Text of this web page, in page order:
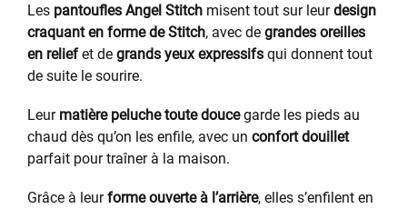
Les pantoufles Angel Stitch misent tout sur leurdesign
craquant en forme de Stitch, avec de grandes oreilles
en reliefet de grands yeux expressifs qui donnent tout
de suite le sourire.
Leur matière peluche toute doucegarde les pieds au
chaud dès qu’on les enfile, avec un confort douillet
parfait pour traîner à la maison.
Grâce à leurforme ouverte à l’arrière, elles s’enfilent en